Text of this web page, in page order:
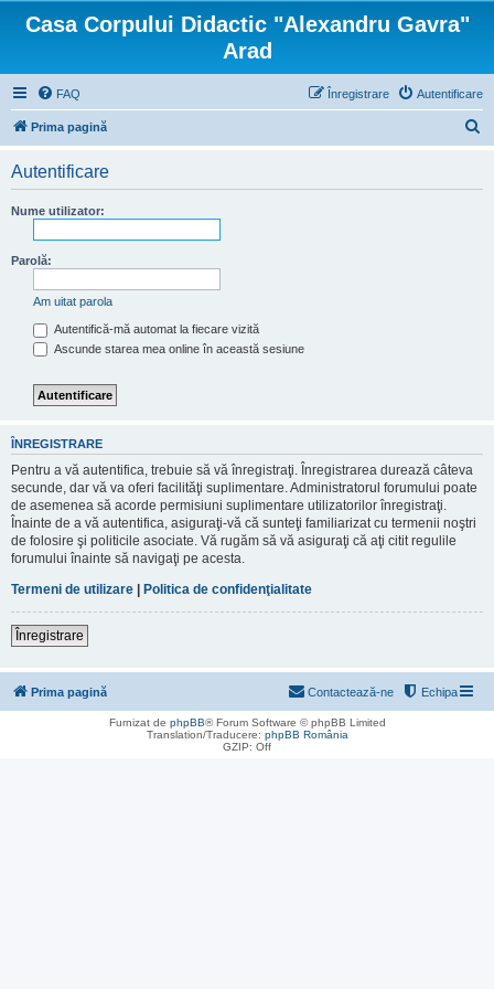
Casa Corpului Didactic "Alexandru Gavra"
Arad
FAQ Autentificare
Înregistrare
Prima pagină
Autentificare
Nume utilizator:
Parolă:
Am uitat parola
Autentifică-mă automat la fiecare vizită
Ascunde starea mea online în această sesiune
ÎNREGISTRARE
Pentru a vă autentifica, trebuie să vă înregistraţi. Înregistrarea durează câteva
secunde, dar vă va oferi facilităţi suplimentare. Administratorul forumului poate
de asemenea să acorde permisiuni suplimentare utilizatorilor înregistraţi.
Înainte de a vă autentifica, asiguraţi-vă că sunteţi familiarizat cu termenii noştri
de folosire şi politicile asociate. Vă rugăm să vă asiguraţi că aţi citit regulile
forumului înainte să navigaţi pe acesta.
Termeni de utilizare | Politica de confidenţialitate
Înregistrare
Prima pagină Echipa
Contactează-ne
Furnizat de phpBB® Forum Software © phpBB Limited
Translation/Traducere: phpBB România
GZIP: Off